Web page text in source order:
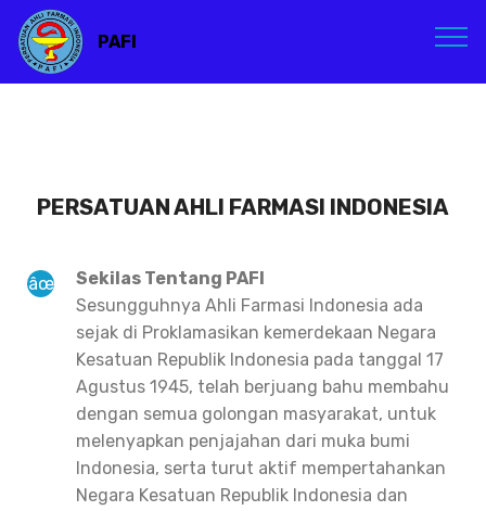
PAFI
PERSATUAN AHLI FARMASI INDONESIA
Sekilas Tentang PAFI
Sesungguhnya Ahli Farmasi Indonesia ada
sejak di Proklamasikan kemerdekaan Negara
Kesatuan Republik Indonesia pada tanggal 17
Agustus 1945, telah berjuang bahu membahu
dengan semua golongan masyarakat, untuk
melenyapkan penjajahan dari muka bumi
Indonesia, serta turut aktif mempertahankan
Negara Kesatuan Republik Indonesia dan